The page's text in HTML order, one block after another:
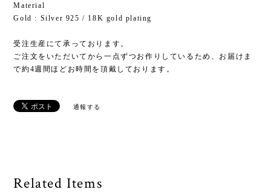
Material
Gold : Silver 925 / 18K gold plating
受注生産にて承っております。
ご注文をいただいてから一点ずつお作りしているため、お届けま
で約4週間ほどお時間を頂戴しております。
通報する
Related Items